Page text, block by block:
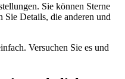
Sie können Sterne
Sie Details, die anderen und
Versuchen Sie es und